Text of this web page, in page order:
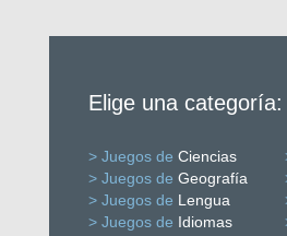
Elige una categoría:
> Juegos de Ciencias
> Juegos de Geografía
> Juegos de Lengua
> Juegos de Idiomas